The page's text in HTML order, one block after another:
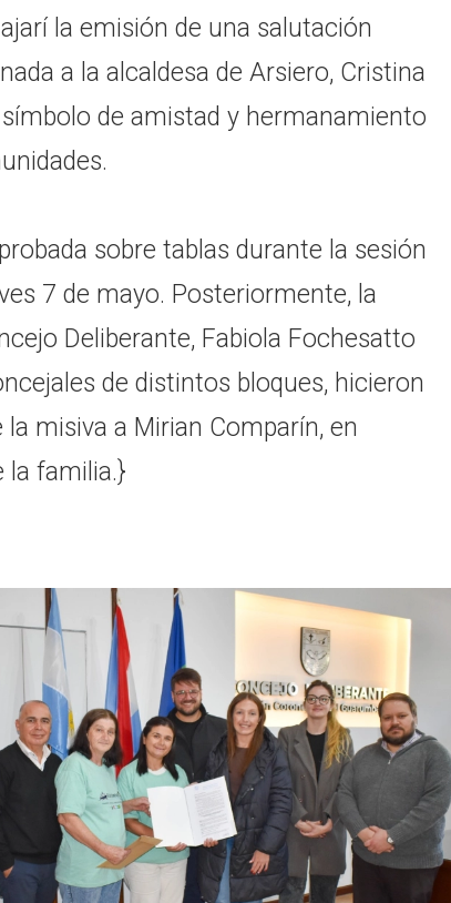
la emisión de una salutación
a la alcaldesa de Arsiero, Cristina
de amistad y hermanamiento
sobre tablas durante la sesión
7 de mayo. Posteriormente, la
Deliberante, Fabiola Fochesatto
de distintos bloques, hicieron
misiva a Mirian Comparín, en
la familia.}